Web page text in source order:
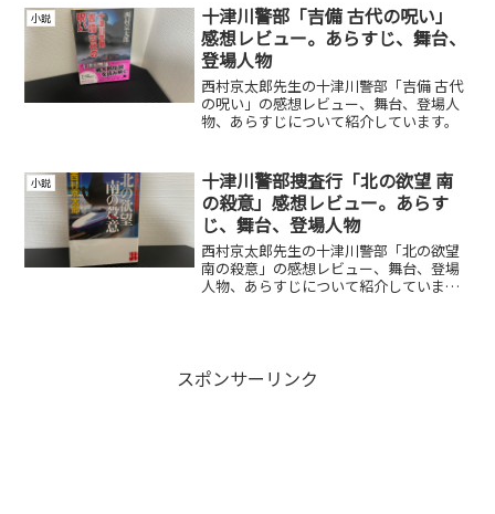
小説
十津川警部「吉備 古代の呪い」
感想レビュー。あらすじ、舞台、
登場人物
西村京太郎先生の十津川警部「吉備 古代
の呪い」の感想レビュー、舞台、登場人
物、あらすじについて紹介しています。
小説
十津川警部捜査行「北の欲望 南
の殺意」感想レビュー。あらす
じ、舞台、登場人物
西村京太郎先生の十津川警部「北の欲望
南の殺意」の感想レビュー、舞台、登場
人物、あらすじについて紹介していま
スポンサーリンク